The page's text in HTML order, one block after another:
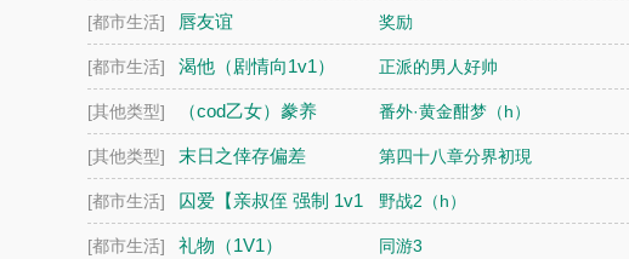
[都市生活] 唇友谊 奖励
[都市生活] 渴他（剧情向1v1） 正派的男人好帅
[其他类型]
（cod乙女）豢养
（nph）
番外·黄金酣梦（h）
[其他类型] 末日之倖存偏差 第四十八章分界初現
[都市生活]
囚爱【亲叔侄 强制 1v1
H】
野战2（h）
[都市生活] 礼物（1V1） 同游3